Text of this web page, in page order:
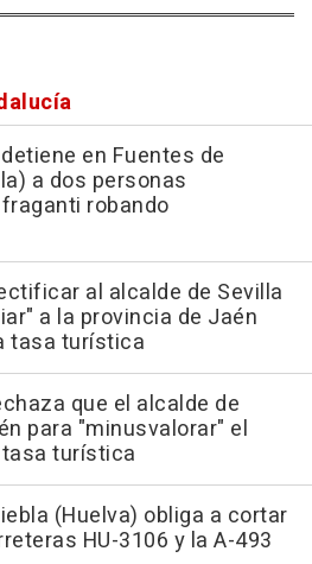
en Fuentes de
a dos personas
robando
al alcalde de Sevilla
a la provincia de Jaén
tasa turística
que el alcalde de
para "minusvalorar" el
turística
(Huelva) obliga a cortar
HU-3106 y la A-493